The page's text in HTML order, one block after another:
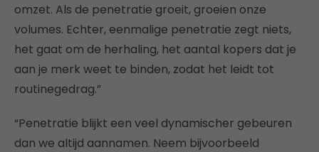
omzet. Als de penetratie groeit, groeien onze
volumes. Echter, eenmalige penetratie zegt niets,
het gaat om de herhaling, het aantal kopers dat je
aan je merk weet te binden, zodat het leidt tot
routinegedrag.”
“Penetratie blijkt een veel dynamischer gebeuren
dan we altijd aannamen. Neem bijvoorbeeld